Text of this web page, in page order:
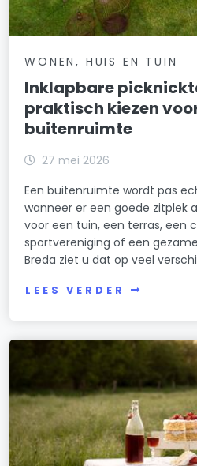
WONEN, HUIS EN TUIN
Inklapbare
praktisch kiezen
buitenruimte
27 mei 2026
Een buitenruimte wordt pas
wanneer er een goede zitplek
voor een tuin, een terras, een
sportvereniging of een
Breda ziet u dat op veel
LEES VERDER